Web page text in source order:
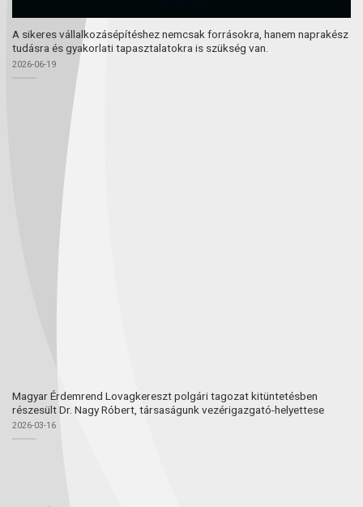
A sikeres vállalkozásépítéshez nemcsak forrásokra, hanem naprakész
tudásra és gyakorlati tapasztalatokra is szükség van.
2026-06-19
Magyar Érdemrend Lovagkereszt polgári tagozat kitüntetésben
részesült Dr. Nagy Róbert, társaságunk vezérigazgató-helyettese
2026-03-16